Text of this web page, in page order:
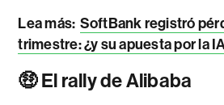
Lea más: SoftBank registró
trimestre: ¿y su apuesta por la
🤑 El rally de Alibaba